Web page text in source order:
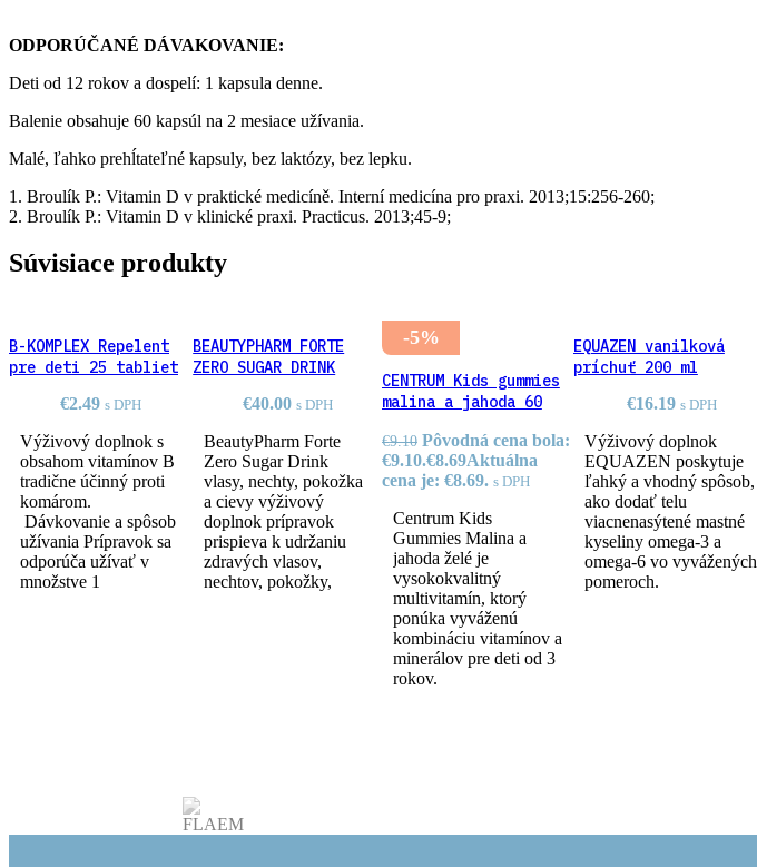
ODPORÚČANÉ DÁVAKOVANIE:
Deti od 12 rokov a dospelí: 1 kapsula denne.
Balenie obsahuje 60 kapsúl na 2 mesiace užívania.
Malé, ľahko prehĺtateľné kapsuly, bez laktózy, bez lepku.
1. Broulík P.: Vitamin D v praktické medicíně. Interní medicína pro praxi. 2013;15:256-260;
2. Broulík P.: Vitamin D v klinické praxi. Practicus. 2013;45-9;
Súvisiace produkty
B-KOMPLEX Repelent
pre deti 25 tabliet
€2.49 s DPH
Výživový doplnok s
obsahom vitamínov B
tradične účinný proti
komárom.
Dávkovanie a spôsob
užívania Prípravok sa
odporúča užívať v
množstve 1
BEAUTYPHARM FORTE
ZERO SUGAR DRINK
€40.00 s DPH
BeautyPharm Forte
Zero Sugar Drink
vlasy, nechty, pokožka
a cievy výživový
doplnok prípravok
prispieva k udržaniu
zdravých vlasov,
nechtov, pokožky,
-5%
CENTRUM Kids gummies
malina a jahoda 60
€9.10 Pôvodná cena bola:
€9.10.€8.69Aktuálna
cena je: €8.69. s DPH
Centrum Kids
Gummies Malina a
jahoda želé je
vysokokvalitný
multivitamín, ktorý
ponúka vyváženú
kombináciu vitamínov a
minerálov pre deti od 3
rokov.
EQUAZEN vanilková
príchuť 200 ml
€16.19 s DPH
Výživový doplnok
EQUAZEN poskytuje
ľahký a vhodný spôsob,
ako dodať telu
viacnenasýtené mastné
kyseliny omega-3 a
omega-6 vo vyvážených
pomeroch.